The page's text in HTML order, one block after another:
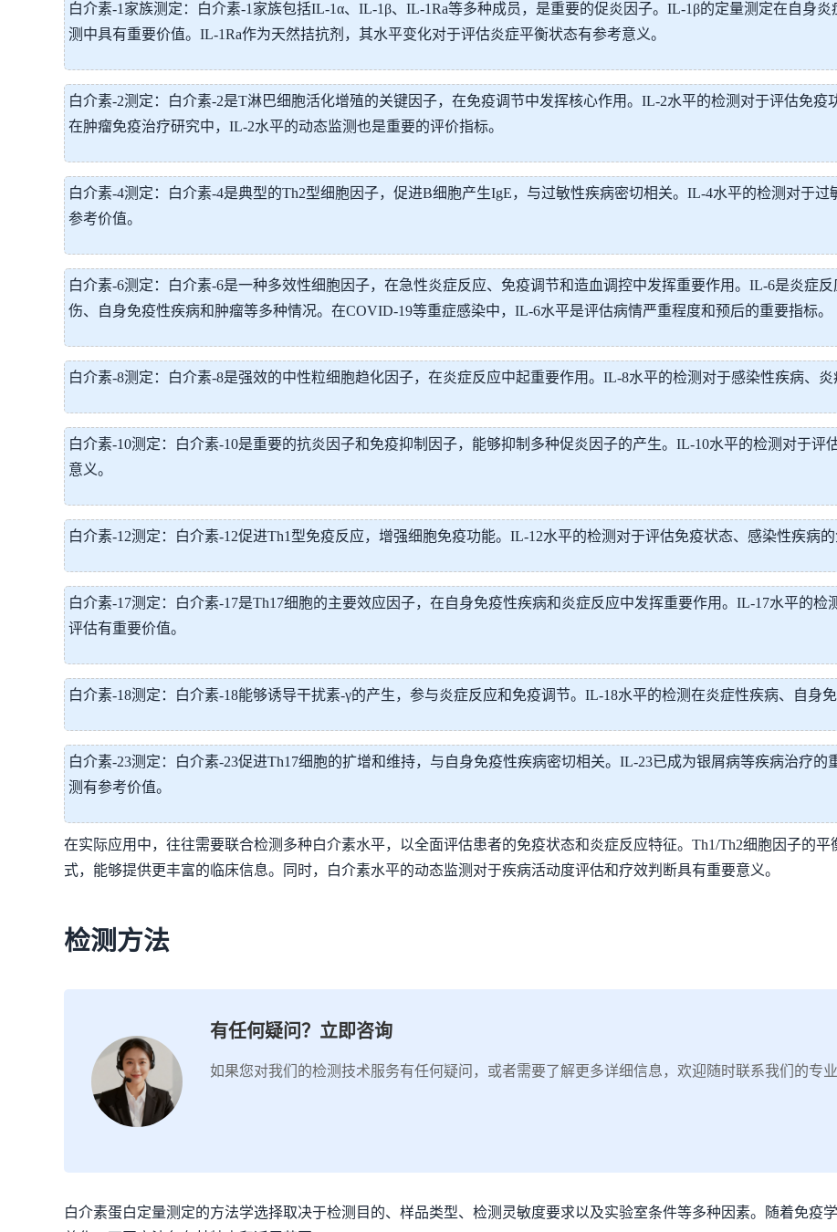
白介素-1家族测定：白介素-1家族包括IL-1α、IL-1β、IL-1Ra等多种成员，是重要的促炎因子。IL-1β的定量测定在自身
测中具有重要价值。IL-1Ra作为天然拮抗剂，其水平变化对于评估炎症平衡状态有参考意义。
白介素-2测定：白介素-2是T淋巴细胞活化增殖的关键因子，在免疫调节中发挥核心作用。IL-2水平的检测对于评估免疫
在肿瘤免疫治疗研究中，IL-2水平的动态监测也是重要的评价指标。
白介素-4测定：白介素-4是典型的Th2型细胞因子，促进B细胞产生IgE，与过敏性疾病密切相关。IL-4水平的检测对于
参考价值。
白介素-6测定：白介素-6是一种多效性细胞因子，在急性炎症反应、免疫调节和造血调控中发挥重要作用。IL-6是炎症
伤、自身免疫性疾病和肿瘤等多种情况。在COVID-19等重症感染中，IL-6水平是评估病情严重程度和预后的重要指标。
白介素-8测定：白介素-8是强效的中性粒细胞趋化因子，在炎症反应中起重要作用。IL-8水平的检测对于感染性疾病、炎
白介素-10测定：白介素-10是重要的抗炎因子和免疫抑制因子，能够抑制多种促炎因子的产生。IL-10水平的检测对于
意义。
白介素-12测定：白介素-12促进Th1型免疫反应，增强细胞免疫功能。IL-12水平的检测对于评估免疫状态、感染性疾病的
白介素-17测定：白介素-17是Th17细胞的主要效应因子，在自身免疫性疾病和炎症反应中发挥重要作用。IL-17水平的
评估有重要价值。
白介素-18测定：白介素-18能够诱导干扰素-γ的产生，参与炎症反应和免疫调节。IL-18水平的检测在炎症性疾病、自身
白介素-23测定：白介素-23促进Th17细胞的扩增和维持，与自身免疫性疾病密切相关。IL-23已成为银屑病等疾病治疗
测有参考价值。
在实际应用中，往往需要联合检测多种白介素水平，以全面评估患者的免疫状态和炎症反应特征。Th1/Th2细胞因子的
式，能够提供更丰富的临床信息。同时，白介素水平的动态监测对于疾病活动度评估和疗效判断具有重要意义。
检测方法
有任何疑问？立即咨询
如果您对我们的检测技术服务有任何疑问，或者需要了解更多详细信息，欢迎随时联系我们的专业
白介素蛋白定量测定的方法学选择取决于检测目的、样品类型、检测灵敏度要求以及实验室条件等多种因素。随着免疫